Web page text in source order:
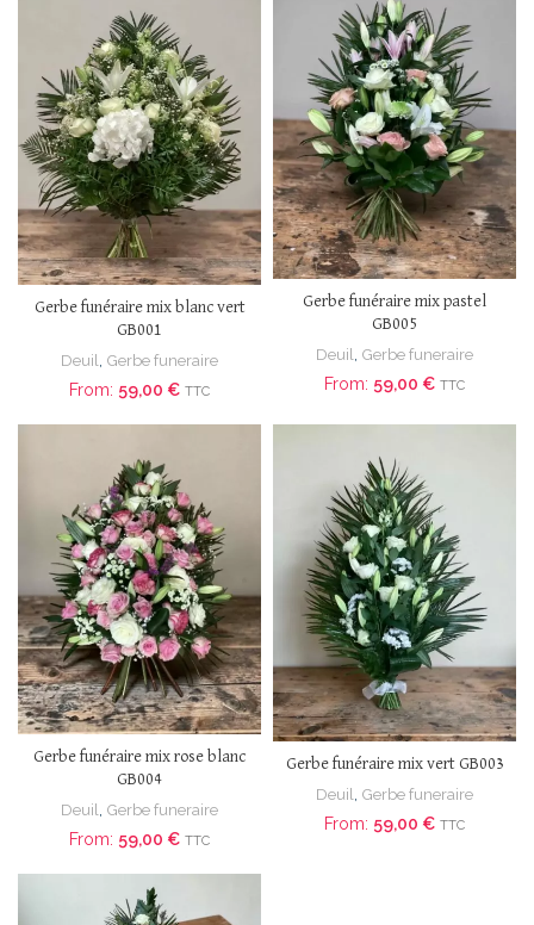
Gerbe funéraire mix blanc vert
GB001
Deuil Gerbe funeraire
From: 59,00 € TTC
Gerbe funéraire mix pastel
GB005
Deuil Gerbe funeraire
From: 59,00 € TTC
Gerbe funéraire mix rose blanc
GB004
Deuil, Gerbe funeraire
From: 59,00 € TTC
Gerbe funéraire mix vert GB003
Deuil Gerbe funeraire
From: 59,00 € TTC